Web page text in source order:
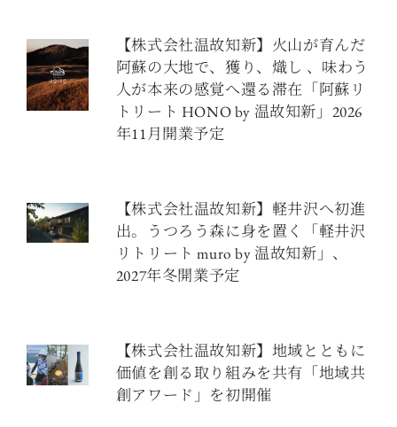
【株式会社温故知新】火山が育んだ
阿蘇の大地で、獲り、熾し 、味わう
人が本来の感覚へ還る滞在「阿蘇リ
トリート HONO by 温故知新」2026
年11月開業予定
【株式会社温故知新】軽井沢へ初進
出。うつろう森に身を置く「軽井沢
リトリート muro by 温故知新」、
2027年冬開業予定
【株式会社温故知新】地域とともに
価値を創る取り組みを共有「地域共
創アワード」を初開催